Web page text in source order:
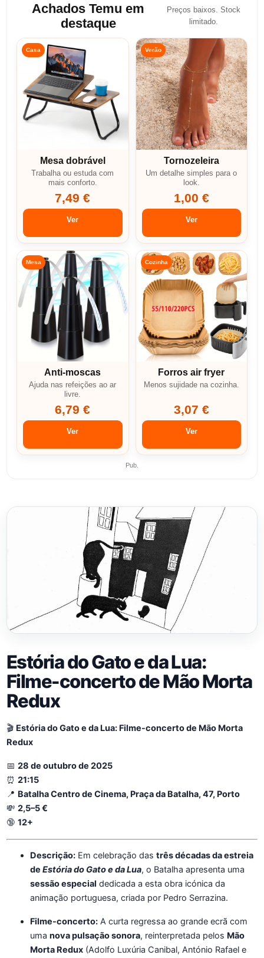
Achados Temu em
destaque
Preços baixos. Stock
limitado.
Casa
Mesa dobrável
Trabalha ou estuda com
mais conforto.
7,49 €
Ver
Verão
Tornozeleira
Um detalhe simples para o
look.
1,00 €
Ver
Mesa
Anti-moscas
Ajuda nas refeições ao ar
livre.
6,79 €
Ver
Cozinha
Forros air fryer
Menos sujidade na cozinha.
3,07 €
Ver
Pub.
Estória do Gato e da Lua:
Filme-concerto de Mão Morta
Redux
🎬 Estória do Gato e da Lua: Filme-concerto de Mão Morta
Redux
📅 28 de outubro de 2025
⏰ 21:15
📍 Batalha Centro de Cinema, Praça da Batalha, 47, Porto
💸 2,5–5 €
🔞 12+
Descrição: Em celebração das três décadas da estreia
de Estória do Gato e da Lua, o Batalha apresenta uma
sessão especial dedicada a esta obra icónica da
animação portuguesa, criada por Pedro Serrazina.
Filme-concerto: A curta regressa ao grande ecrã com
uma nova pulsação sonora, reinterpretada pelos Mão
Morta Redux (Adolfo Luxúria Canibal, António Rafael e